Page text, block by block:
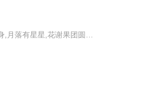
不定期更新，争取每晚更新一集约2000字。 《敬畏之心》由太尉为皇帝解梦“海干龙现身,月落有星星,花谢果团圆,山崩得太平。皇帝万万年……”开始，到大皇子思达平定降世的拥有百万竹人竹马的三个反王，思达回忆过去的心路历程。 从皇帝的“上天入地”世纪工程，到思达少年英雄妙笔生花，千里突袭突厥等成长过程，邂逅绝世独立的大夏公主，率军与吐蕃大军决战镇远，在遇仙镇恰逢洛神重现，在繁花星空下，路见不平暴打当地贪官，遇一神秘老者，遇船上奇遇，智惩奸商，遭遇险境最终化险为夷...